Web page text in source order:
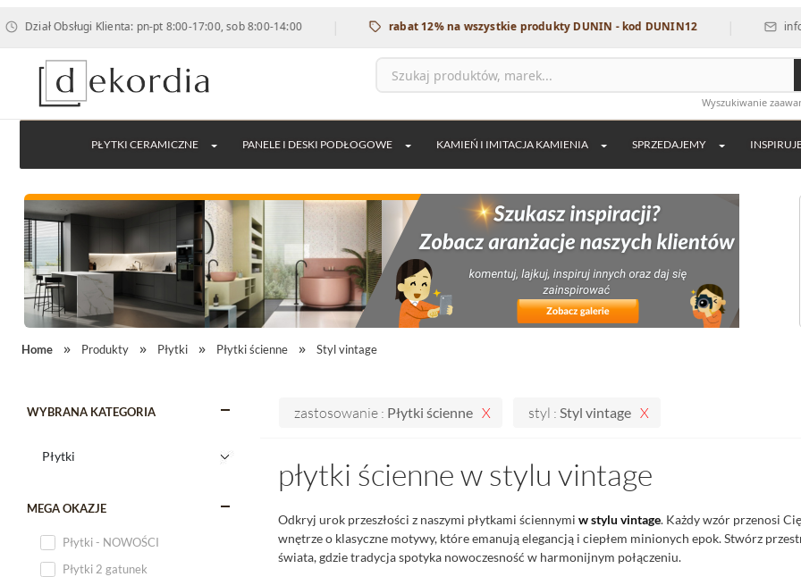
Obsługi Klienta: pn-pt 8:00-17:00, sob 8:00-14:00 | rabat 12% na wszystkie produkty DUNIN - kod DUNIN12 |
Wyszukiwanie
PŁYTKI CERAMICZNE PANELE I DESKI PODŁOGOWE KAMIEŃ I IMITACJA KAMIENIA SPRZEDAJEMY
Home Produkty Płytki Płytki ścienne Styl vintage
WYBRANA KATEGORIA
MEGA OKAZJE
Płytki - NOWOŚCI
Płytki 2 gatunek
zastosowanie : Płytki ścienne styl : Styl vintage
płytki ścienne w stylu vintage
Odkryj urok przeszłości z naszymi płytkami ściennymi w stylu vintage. Każdy wzór przenosi
wnętrze o klasyczne motywy, które emanują elegancją i ciepłem minionych epok. Stwórz
świata, gdzie tradycja spotyka nowoczesność w harmonijnym połączeniu.